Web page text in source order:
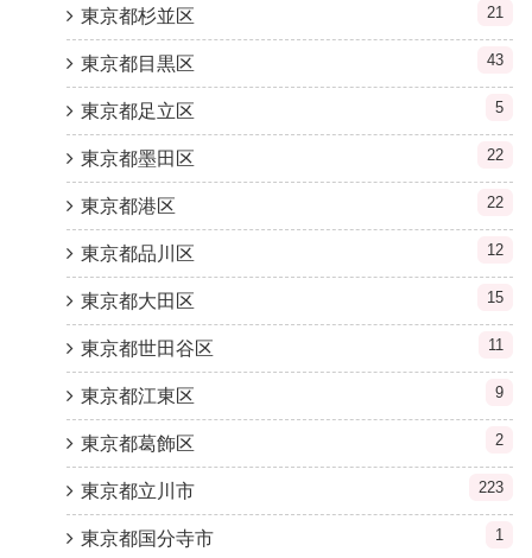
東京都杉並区 21
東京都目黒区 43
東京都足立区 5
東京都墨田区 22
東京都港区 22
東京都品川区 12
東京都大田区 15
東京都世田谷区 11
東京都江東区 9
東京都葛飾区 2
東京都立川市 223
東京都国分寺市 1